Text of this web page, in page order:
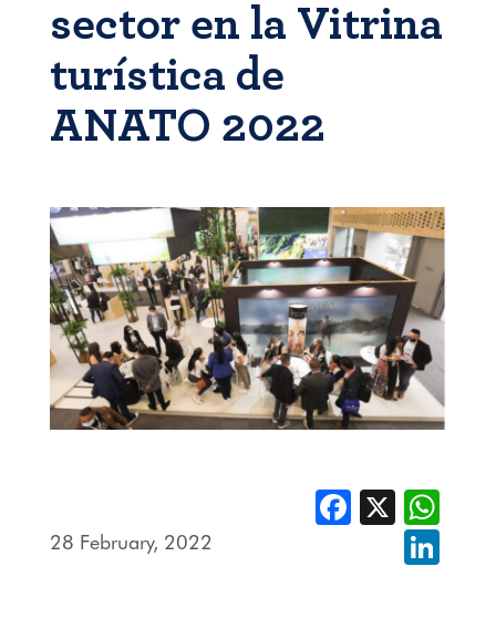
sector en la Vitrina
turística de
ANATO 2022
28 February, 2022
Facebook
X